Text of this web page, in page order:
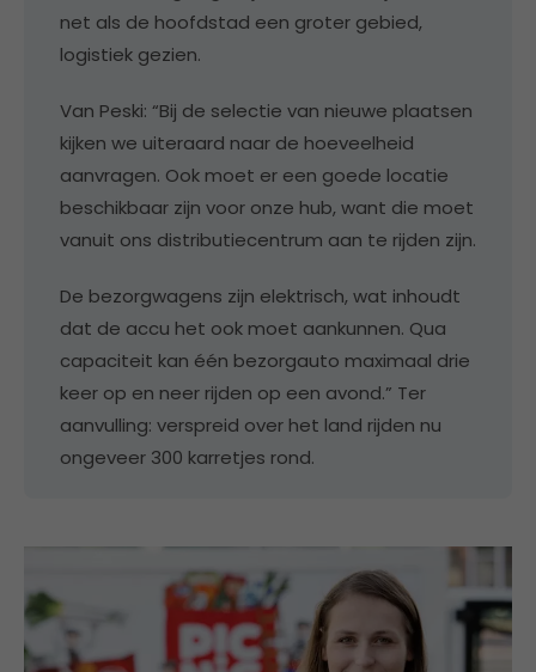
net als de hoofdstad een groter gebied,
logistiek gezien.
Van Peski: “Bij de selectie van nieuwe plaatsen
kijken we uiteraard naar de hoeveelheid
aanvragen. Ook moet er een goede locatie
beschikbaar zijn voor onze hub, want die moet
vanuit ons distributiecentrum aan te rijden zijn.
De bezorgwagens zijn elektrisch, wat inhoudt
dat de accu het ook moet aankunnen. Qua
capaciteit kan één bezorgauto maximaal drie
keer op en neer rijden op een avond.” Ter
aanvulling: verspreid over het land rijden nu
ongeveer 300 karretjes rond.